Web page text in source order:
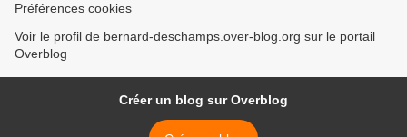
Préférences cookies
Voir le profil de bernard-deschamps.over-blog.org sur le portail
Overblog
Créer un blog sur Overblog